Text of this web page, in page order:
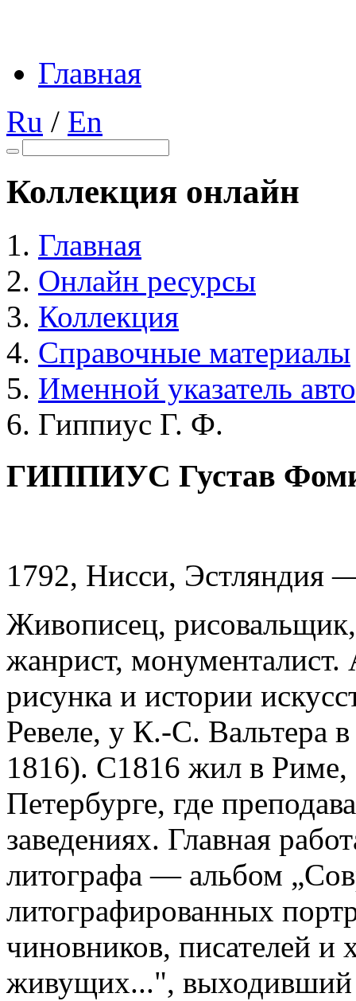
Главная
Ru / En
Коллекция онлайн
Главная
Онлайн ресурсы
Коллекция
Справочные материалы
Именной указатель
Гиппиус Г. Ф.
ГИППИУС Густав
1792, Нисси, Эстляндия
Живописец,
жанрист,
рисунка и истории
Ревеле, у К.-С. Вальтера
1816). С1816 жил в
Петербурге, где
заведениях. Главная
литографа — альбом
литографированных
чиновников, писателей
живущих...", выходивший